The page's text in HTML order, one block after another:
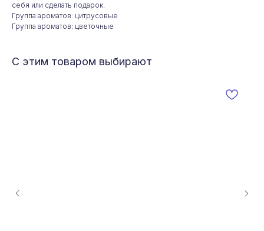
себя или сделать подарок.
Группа ароматов: цитрусовые
Группа ароматов: цветочные
С этим товаром выбирают